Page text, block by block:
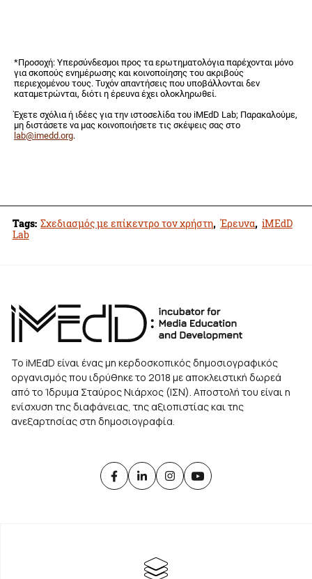
*Προσοχή: Υπερσύνδεσμοι προς τα ερωτηματολόγια παρέχονται μόνο
για σκοπούς ενημέρωσης και κοινοποίησης του ακριβούς
περιεχομένου τους. Τυχόν απαντήσεις που υποβάλλονται δεν
καταμετρώνται, διότι η έρευνα έχει ολοκληρωθεί.
Έχετε σχόλια ή ιδέες για την ιστοσελίδα του iMEdD Lab; Παρακαλούμε,
μη διστάσετε να μας κοινοποιήσετε τις σκέψεις σας στο
lab@imedd.org.
Tags: Σχεδιασμός με επίκεντρο τον χρήστη, Έρευνα, iMEdD
Lab
Το iMEdD είναι ένας μη κερδοσκοπικός δημοσιογραφικός
οργανισμός που ιδρύθηκε το 2018 με αποκλειστική δωρεά
από το Ίδρυμα Σταύρος Νιάρχος (ΙΣΝ). Αποστολή του είναι η
ενίσχυση της διαφάνειας, της αξιοπιστίας και της
ανεξαρτησίας στη δημοσιογραφία.